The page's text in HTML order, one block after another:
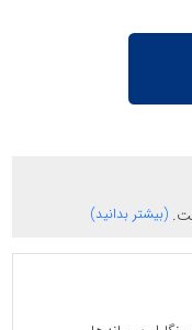
(بیشتر بدانید)